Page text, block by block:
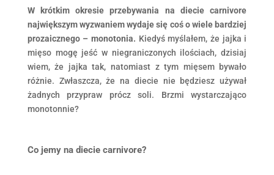
W krótkim okresie przebywania na diecie carnivore
największym wyzwaniem wydaje się coś o wiele bardziej
prozaicznego – monotonia. Kiedyś myślałem, że jajka i
mięso mogę jeść w niegraniczonych ilościach, dzisiaj
wiem, że jajka tak, natomiast z tym mięsem bywało
różnie. Zwłaszcza, że na diecie nie będziesz używał
żadnych przypraw prócz soli. Brzmi wystarczająco
monotonnie?
Co jemy na diecie carnivore?